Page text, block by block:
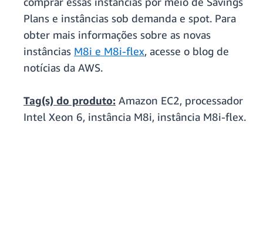
Plans e instâncias sob demanda e spot. Para
obter mais informações sobre as novas
instâncias M8i e M8i-flex, acesse o blog de
notícias da AWS.
Tag(s) do produto: Amazon EC2, processador
Intel Xeon 6, instância M8i, instância M8i-flex.